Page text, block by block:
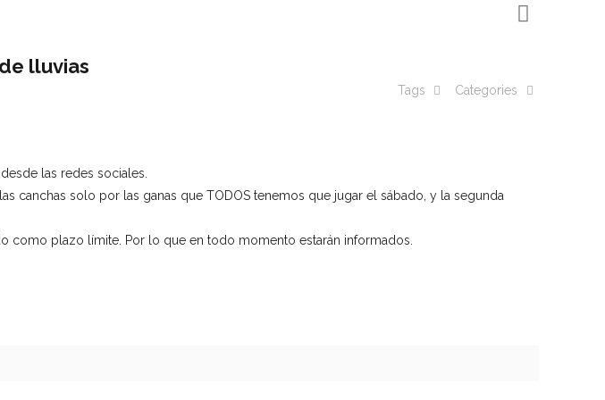
lluvias
Categories
Tags
las redes sociales.
canchas solo por las ganas que TODOS tenemos que jugar el sábado, y la segunda
como plazo límite. Por lo que en todo momento estarán informados.